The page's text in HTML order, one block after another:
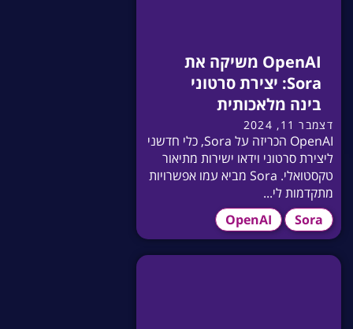
OpenAI משיקה את
Sora: יצירת סרטוני
בינה מלאכותית
דצמבר 11, 2024
OpenAI הכריזה על Sora, כלי חדשני
ליצירת סרטוני וידאו ישירות מתיאור
טקסטואלי. Sora מביא עמו אפשרויות
מתקדמות לי...
Sora
OpenAI